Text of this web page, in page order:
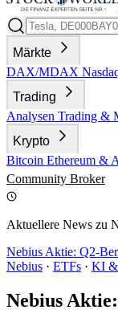
Märkte
DAX/MDAX
Trading
Analysen Trading &
Krypto
Bitcoin Ethereum &
Community Broker
Aktuellere News zu
Nebius Aktie: Q2-
Nebius · ETFs · KI &
Nebius